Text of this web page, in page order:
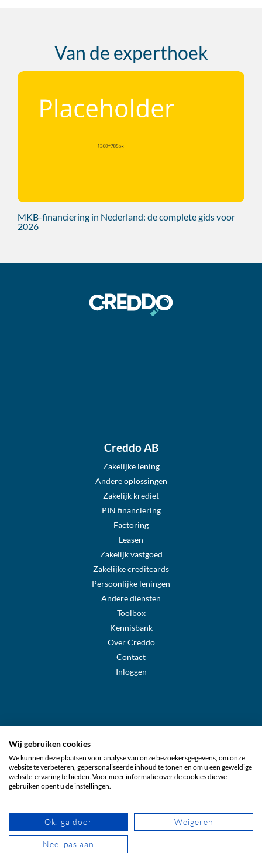
Van de experthoek
MKB-financiering in Nederland: de complete gids voor
2026
Creddo AB
Zakelijke lening
Andere oplossingen
Zakelijk krediet
PIN financiering
Factoring
Leasen
Zakelijk vastgoed
Zakelijke creditcards
Persoonlijke leningen
Andere diensten
Toolbox
Kennisbank
Over Creddo
Contact
Inloggen
Creddo Sverige
Creddo Nederland
Wij gebruiken cookies
We kunnen deze plaatsen voor analyse van onze bezoekersgegevens, om onze
website te verbeteren, gepersonaliseerde inhoud te tonen en om u een geweldige
website-ervaring te bieden. Voor meer informatie over de cookies die we
gebruiken opent u de instellingen.
Ok, ga door Weigeren
Nee, pas aan